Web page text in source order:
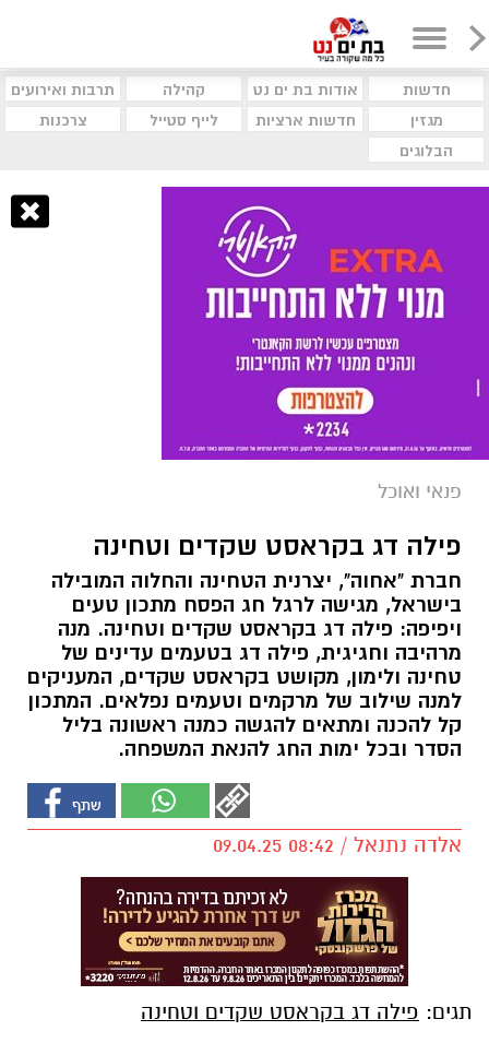
חדשות אודות בת ים נט קהילה
תרבות ואירועים
מגזין
חדשות ארציות לייף סטייל
צרכנות
הבלוגים
פנאי ואוכל
פילה דג בקראסט שקדים וטחינה
חברת "אחוה", יצרנית הטחינה והחלוה המובילה
בישראל, מגישה לרגל חג הפסח מתכון טעים
ויפיפה: פילה דג בקראסט שקדים וטחינה. מנה
מרהיבה וחגיגית, פילה דג בטעמים עדינים של
טחינה ולימון, מקושט בקראסט שקדים, המעניקים
למנה שילוב של מרקמים וטעמים נפלאים. המתכון
קל להכנה ומתאים להגשה כמנה ראשונה בליל
הסדר ובכל ימות החג להנאת המשפחה.
אלדה נתנאל / 08:42 09.04.25
תגים: פילה דג בקראסט שקדים וטחינה